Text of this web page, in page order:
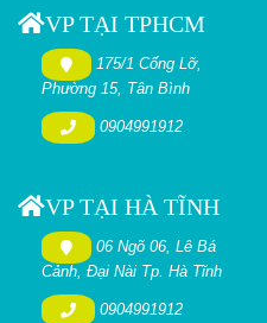
VP TẠI TPHCM
175/1 Cống Lỡ,
Phường 15, Tân Bình
0904991912
VP TẠI HÀ TĨNH
06 Ngõ 06, Lê Bá
Cảnh, Đại Nài Tp. Hà Tĩnh
0904991912